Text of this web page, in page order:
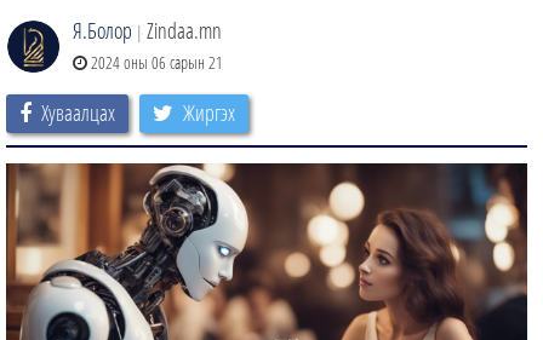
Я.Болор | Zindaa.mn
2024 оны 06 сарын 21
Хуваалцах Жиргэх